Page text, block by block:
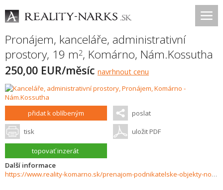
Pronájem, kanceláře, administrativní
prostory, 19 m2, Komárno, Nám.Kossutha
250,00 EUR/měsíc navrhnout cenu
přidat k oblíbeným poslat
tisk uložit PDF
topovať inzerát
Další informace
https://www.reality-komarno.sk/prenajom-podnikatelske-objekty-novostavby/Na-prenajom-luxusny-priestor-v-centre-mesta-Komarna-36861/?utm_source=areality&utm_medium=xml&utm_term=36861&utm_content=pozemok&utm_campaign=portaly